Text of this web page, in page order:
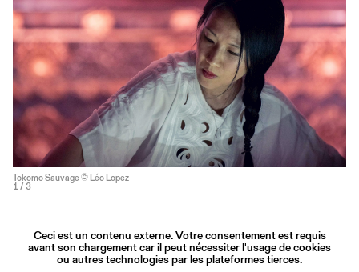
Tokomo Sauvage © Léo Lopez
1 / 3
Ceci est un contenu externe. Votre consentement est requis
avant son chargement car il peut nécessiter l'usage de cookies
ou autres technologies par les plateformes tierces.